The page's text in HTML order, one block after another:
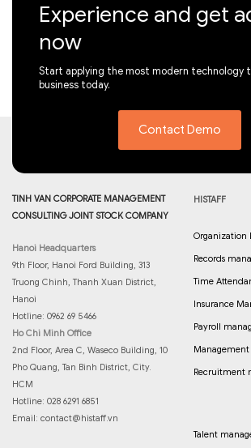
Experience and get
now
Start applying the most modern technology
business today.
Contact Demo
TINH VAN CORPORATE MANAGEMENT
CONSULTING JOINT STOCK COMPANY
Hanoi Headquarters
9th Floor, Hanoi Ford Building, 313
Truong Chinh, Thanh Xuan District,
Hanoi
Hotline: 0962 69 5466
Ho Chi Minh Office
2nd Floor, Area C, Waseco Building, 10
Pho Quang, Tan Binh District, City.
HCM
Hotline: 028 6291 6851
Email: contact@histaff.vn
HISTAFF
Organization
Records
Time
Insurance
Payroll
Management
Recruitment
Talent